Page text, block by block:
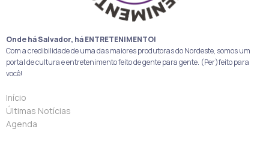
Onde há Salvador, há ENTRETENIMENTO!
Com a credibilidade de uma das maiores produtoras do Nordeste, somos um
portal de cultura e entretenimento feito de gente para gente. (Per)feito para
você!
Início
Últimas Notícias
Agenda